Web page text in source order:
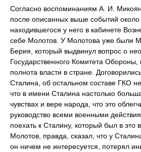
Согласно воспоминаниям А. И.
после описанных выше событий около
находившегося у него в кабинете
себе Молотов. У Молотова уже были
Берия, который выдвинул вопрос о
Государственного Комитета
полнота власти в стране.
Сталина, об остальном составе ГКО
что в имени Сталина настолько
чувствах и вере народа, что это
руководство всеми военными
поехать к Сталину, который был в это
Молотов, правда, сказал, что у
он ничем не интересуется, потерял